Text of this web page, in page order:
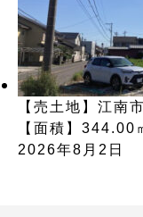
【売土地】江南
【面積】344.00
2026年8月2日